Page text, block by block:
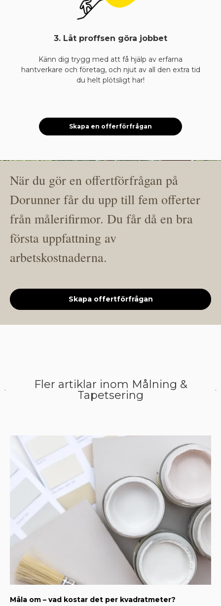
3. Låt proffsen göra jobbet
Känn dig trygg med att få hjälp av erfarna
hantverkare och företag, och njut av all den extra tid
du helt plötsligt har!
Skapa en offerförfrågan
När du gör en offertförfrågan på
Dorunner får du upp till fem offerter
från målerifirmor. Du får då en bra
första uppfattning av
arbetskostnaderna.
Skapa offertförfrågan
Fler artiklar inom Målning &
Tapetsering
Måla om – vad kostar det per kvadratmeter?